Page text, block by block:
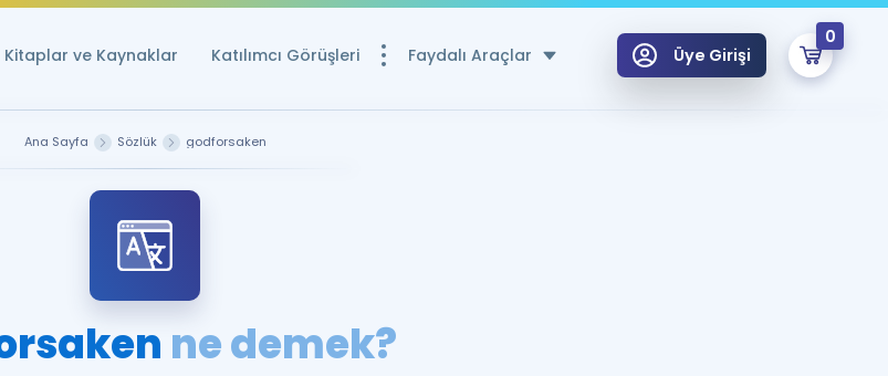
Kitaplar ve Kaynaklar Katılımcı Görüşleri Faydalı Araçlar
Ücretsiz Kaynaklar
YDS ve YÖKDİL Puan Hesaplama Aracı
Üye Girişi
0
Remzi Hoca ile seni sınava hazırlayacak onlarca eğitim seni bekliyor!
Ana Sayfa Sözlük godforsaken
ne demek?